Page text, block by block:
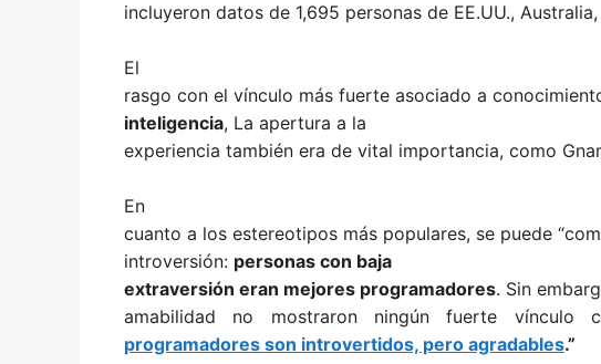
incluyeron datos de 1,695 personas de EE.UU.,
El
rasgo con el vínculo más fuerte asociado a
inteligencia, La apertura a la
experiencia también era de vital importancia, como
En
cuanto a los estereotipos más populares, se puede
introversión: personas con baja
extraversión eran mejores programadores. Sin
amabilidad no mostraron ningún fuerte vínculo
programadores son introvertidos, pero agradables.”